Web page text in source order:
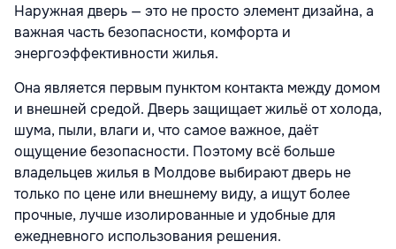
Наружная дверь — это не просто элемент дизайна, а
важная часть безопасности, комфорта и
энергоэффективности жилья.
Она является первым пунктом контакта между домом
и внешней средой. Дверь защищает жильё от холода,
шума, пыли, влаги и, что самое важное, даёт
ощущение безопасности. Поэтому всё больше
владельцев жилья в Молдове выбирают дверь не
только по цене или внешнему виду, а ищут более
прочные, лучше изолированные и удобные для
ежедневного использования решения.